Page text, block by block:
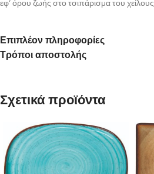
εφ‘ όρου ζωής στο τσιπάρισμα του
Επιπλέον πληροφορίες
Τρόποι αποστολής
Σχετικά προϊόντα